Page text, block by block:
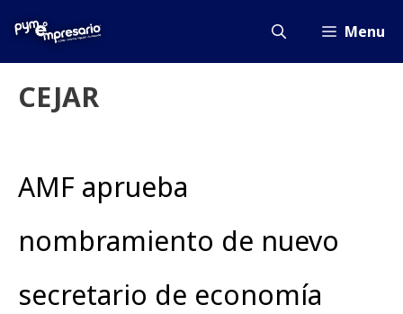
Menu
CEJAR
AMF aprueba
nombramiento de nuevo
secretario de economía